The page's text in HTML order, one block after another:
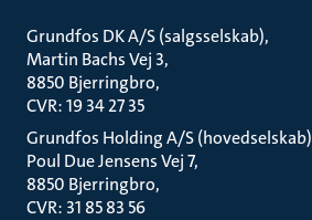
Grundfos DK A/S (salgsselskab)
Martin Bachs Vej 3
8850 Bjerringbro
CVR: 19 34 27 35
Grundfos Holding A/S (hovedselskab)
Poul Due Jensens Vej 7
8850 Bjerringbro
CVR: 31 85 83 56